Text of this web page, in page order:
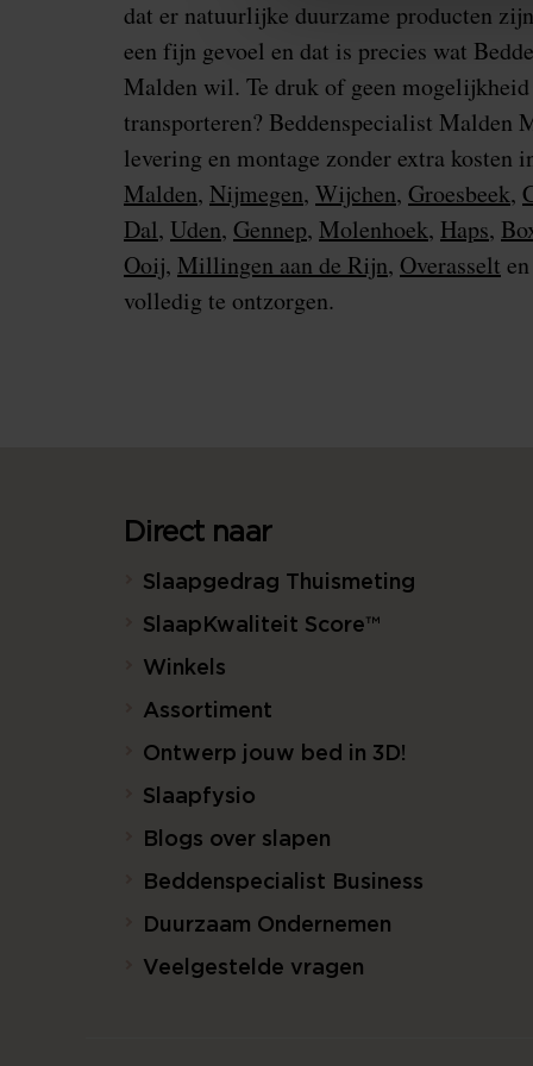
dat er natuurlijke duurzame producten
een fijn gevoel en dat is precies wat
Malden wil. Te druk of geen
transporteren? Beddenspecialist Malden
levering en montage zonder extra kosten
Malden, Nijmegen, Wijchen, Groesbeek,
Dal, Uden, Gennep, Molenhoek, Haps,
Ooij, Millingen aan de Rijn, Overasselt
volledig te ontzorgen.
Direct naar
Slaapgedrag Thuismeting
SlaapKwaliteit Score™
Winkels
Assortiment
Ontwerp jouw bed in 3D!
Slaapfysio
Blogs over slapen
Beddenspecialist Business
Duurzaam Ondernemen
Veelgestelde vragen